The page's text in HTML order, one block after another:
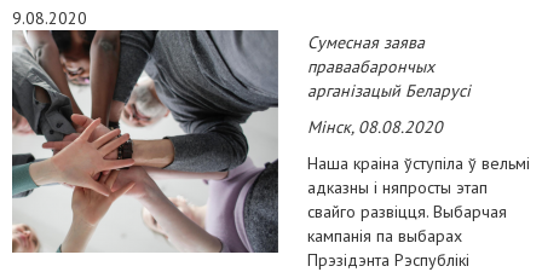
9.08.2020
Сумесная заява
праваабарончых
арганізацый Беларусі
Мінск, 08.08.2020
Наша краіна ўступіла ў вельмі
адказны і няпросты этап
свайго развіцця. Выбарчая
кампанія па выбарах
Прэзідэнта Рэспублікі